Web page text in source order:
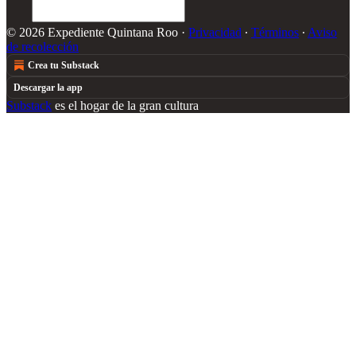
© 2026 Expediente Quintana Roo · Privacidad ∙ Términos ∙ Aviso
de recolección
Crea tu Substack
Descargar la app
Substack es el hogar de la gran cultura